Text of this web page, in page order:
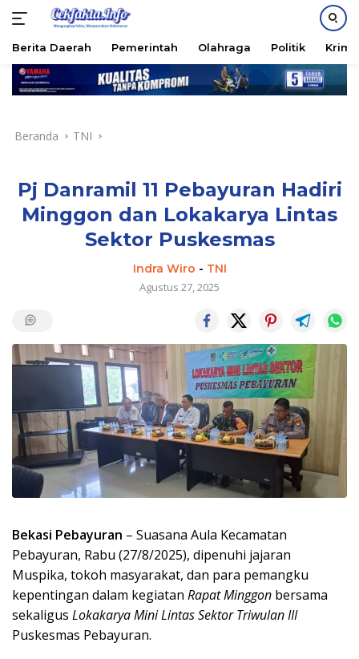
Langsung
Berita Daerah Pemerintah Olahraga Politik
Beranda TNI
Pj Danramil 11 Pebayuran Hadiri
Minggon dan Lokakarya Lintas
Sektor Puskesmas
Indra Wiro - TNI
Agustus 27, 2025
Bekasi Pebayuran – Suasana Aula Kecamatan
Pebayuran, Rabu (27/8/2025), dipenuhi jajaran
Muspika, tokoh masyarakat, dan para pemangku
kepentingan dalam kegiatan Rapat Minggon bersama
sekaligus Lokakarya Mini Lintas Sektor Triwulan III
Puskesmas Pebayuran.